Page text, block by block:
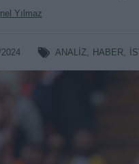
Yılmaz
ANALIZ, HABER,